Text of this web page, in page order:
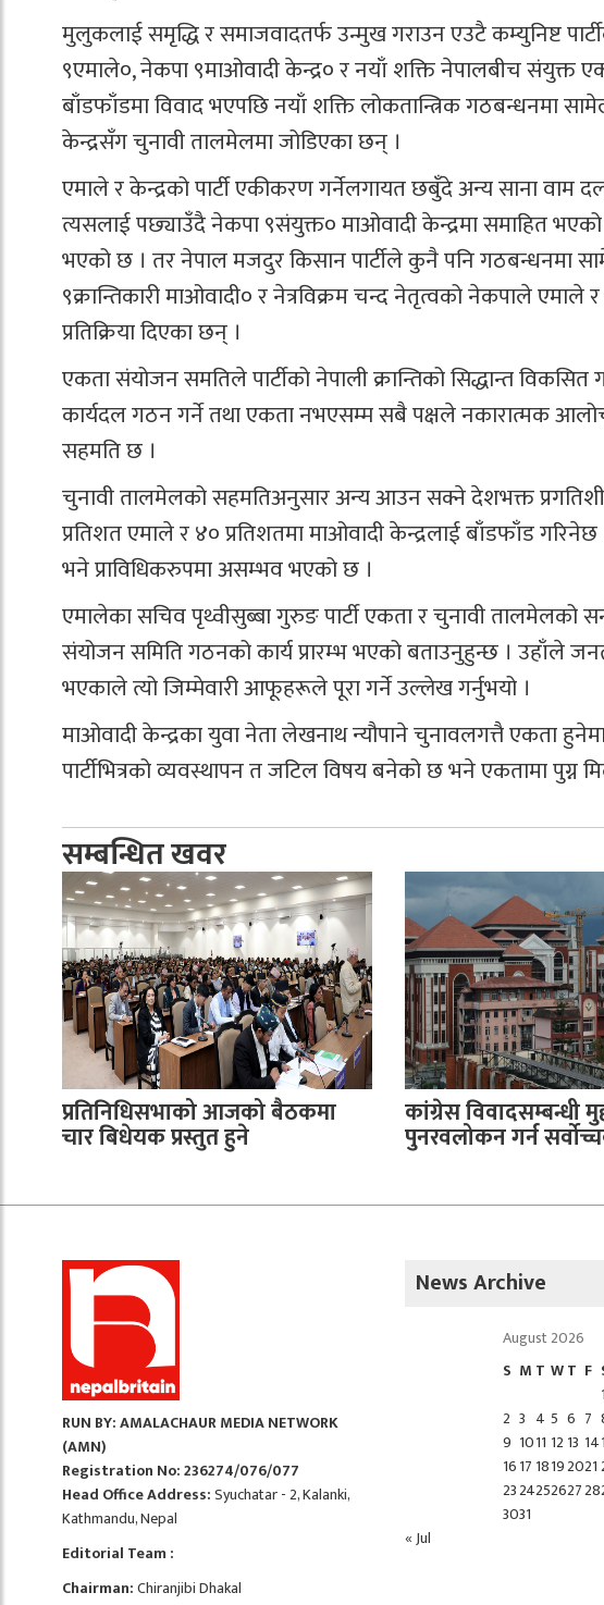
मुलुकलाई समृद्धि र समाजवादतर्फ उन्मुख गराउन एउटै कम्युनिष्ट
९एमाले०, नेकपा ९माओवादी केन्द्र० र नयाँ शक्ति नेपालबीच संयुक्त
बाँडफाँडमा विवाद भएपछि नयाँ शक्ति लोकतान्त्रिक गठबन्धनमा
केन्द्रसँग चुनावी तालमेलमा जोडिएका छन् ।
एमाले र केन्द्रको पार्टी एकीकरण गर्नेलगायत छबुँदे अन्य साना वाम
त्यसलाई पछ्याउँदै नेकपा ९संयुक्त० माओवादी केन्द्रमा समाहित
भएको छ । तर नेपाल मजदुर किसान पार्टीले कुनै पनि गठबन्धनमा
९क्रान्तिकारी माओवादी० र नेत्रविक्रम चन्द नेतृत्वको नेकपाले एमाले
प्रतिक्रिया दिएका छन् ।
एकता संयोजन समतिले पार्टीको नेपाली क्रान्तिको सिद्धान्त
कार्यदल गठन गर्ने तथा एकता नभएसम्म सबै पक्षले नकारात्मक
सहमति छ ।
चुनावी तालमेलको सहमतिअनुसार अन्य आउन सक्ने देशभक्त
प्रतिशत एमाले र ४० प्रतिशतमा माओवादी केन्द्रलाई बाँडफाँड
भने प्राविधिकरुपमा असम्भव भएको छ ।
एमालेका सचिव पृथ्वीसुब्बा गुरुङ पार्टी एकता र चुनावी तालमेलको
संयोजन समिति गठनको कार्य प्रारम्भ भएको बताउनुहुन्छ । उहाँले
भएकाले त्यो जिम्मेवारी आफूहरूले पूरा गर्ने उल्लेख गर्नुभयो ।
माओवादी केन्द्रका युवा नेता लेखनाथ न्यौपाने चुनावलगत्तै एकता
पार्टीभित्रको व्यवस्थापन त जटिल विषय बनेको छ भने एकतामा पुग्न
सम्बन्धित खवर
प्रतिनिधिसभाको आजको बैठकमा
चार बिधेयक प्रस्तुत हुने
कांग्रेस विवादसम्बन्धी
पुनरवलोकन गर्न
RUN BY: AMALACHAUR MEDIA NETWORK
(AMN)
Registration No: 236274/076/077
Head Office Address:Syuchatar - 2, Kalanki,
Kathmandu, Nepal
Editorial Team :
Chairman:Chiranjibi Dhakal
News Archive
August 2026
S M T WT F
1
2 3 4 5 6 7
9 1011 12 13 14
1617 18192021
232425262728
3031
« Jul